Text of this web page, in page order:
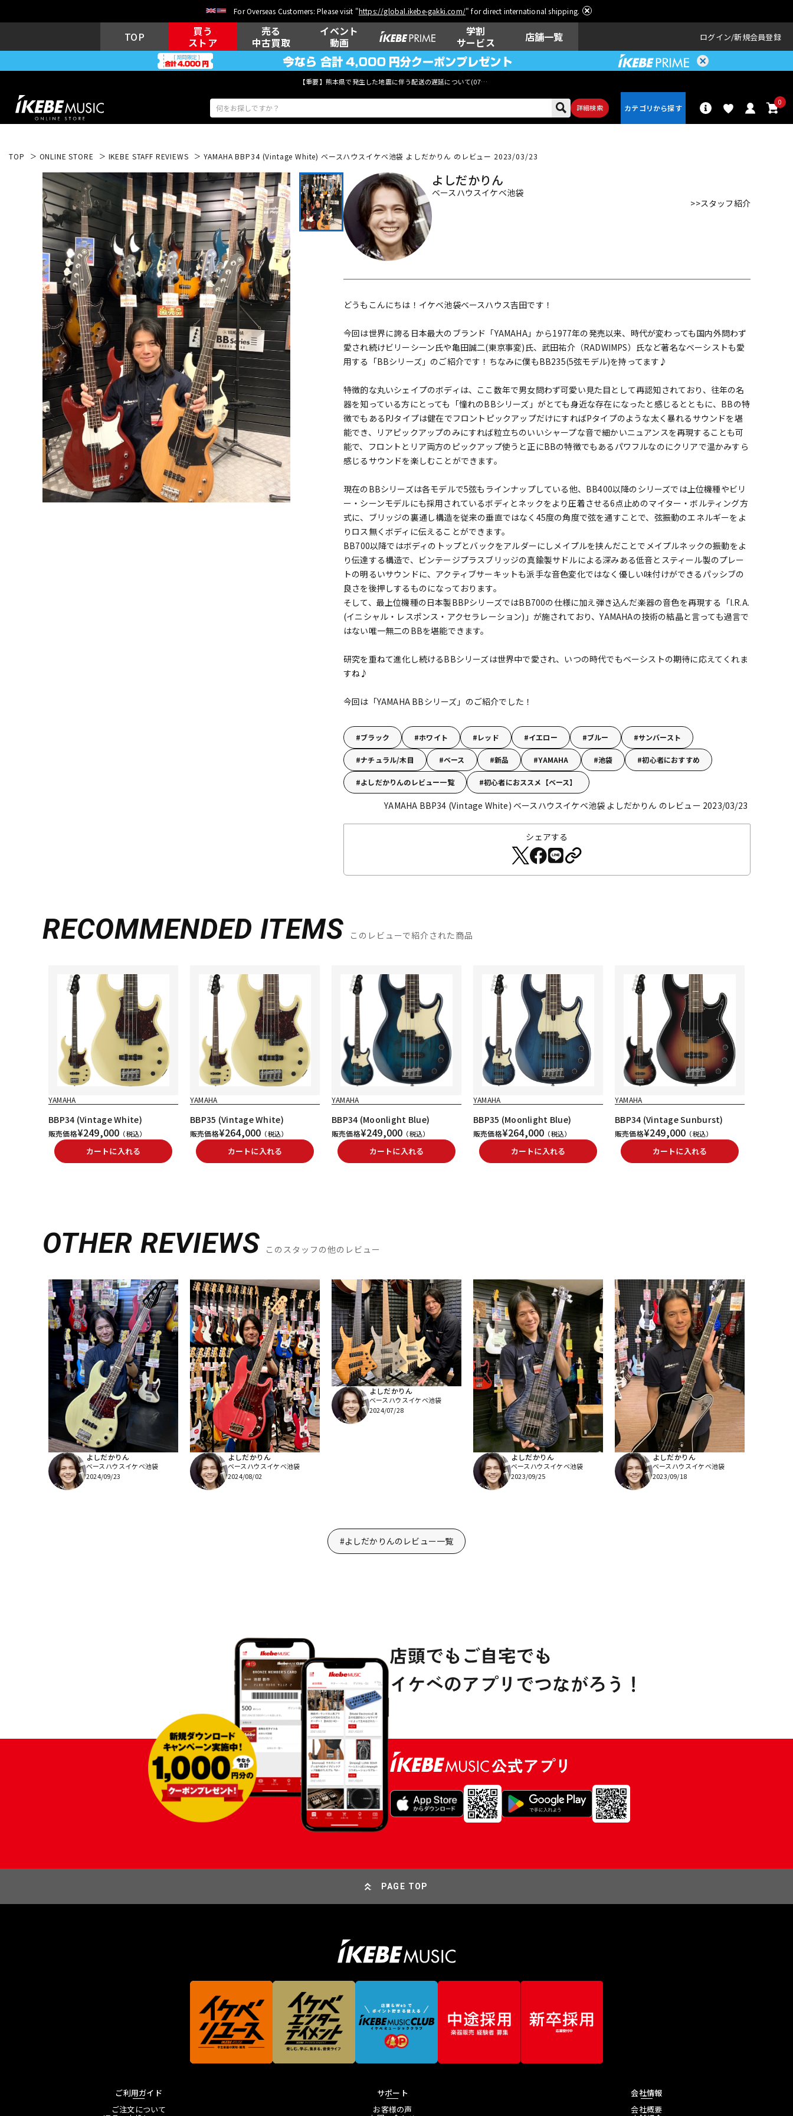
For Overseas Customers: Please visit "https://global.ikebe-gakki.com/" for direct international shipping.
TOP
買う
ストア
売る
中古買取
イベント
動画
学割
サービス
店舗一覧 ログイン 新規会員登録
【重要】熊本県で発生した地震に伴う配送の遅延について(07月29日
詳細検索
0
エレキギター アコギ/エレ
アコ ベース
キーボード 電子ピアノ 管楽器
DJ機器 DTM イン納品 グ機器 機器 リ
中古 ヴィンテージ
TOP ONLINE STORE IKEBE STAFF REVIEWS YAMAHA BBP34 (Vintage White) ベースハウスイケベ池袋 よしだかりん のレビュー 2023/03/23
よしだかりん
ベースハウスイケベ池袋
>>スタッフ紹介
どうもこんにちは！イケベ池袋ベースハウス吉田です！
今回は世界に誇る日本最大のブランド「YAMAHA」から1977年の発売以来、時代が変わっても国内外問わず
愛され続けビリーシーン氏や亀田誠二(東京事変)氏、武田祐介（RADWIMPS）氏など著名なベーシストも愛
用する「BBシリーズ」のご紹介です！ちなみに僕もBB235(5弦モデル)を持ってます♪
特徴的な丸いシェイプのボディは、ここ数年で男女問わず可愛い見た目として再認知されており、往年の名
器を知っている方にとっても「憧れのBBシリーズ」がとても身近な存在になったと感じるとともに、BBの特
徴でもあるPJタイプは健在でフロントピックアップだけにすればPタイプのような太く暴れるサウンドを堪
能でき、リアピックアップのみにすれば粒立ちのいいシャープな音で細かいニュアンスを再現することも可
能で、フロントとリア両方のピックアップ使うと正にBBの特徴でもあるパワフルなのにクリアで温かみすら
感じるサウンドを楽しむことができます。
現在のBBシリーズは各モデルで5弦もラインナップしている他、BB400以降のシリーズでは上位機種やビリ
ー・シーンモデルにも採用されているボディとネックをより圧着させる6点止めのマイター・ボルティング方
式に、ブリッジの裏通し構造を従来の垂直ではなく45度の角度で弦を通すことで、弦振動のエネルギーをよ
りロス無くボディに伝えることができます。
BB700以降ではボディのトップとバックをアルダーにしメイプルを挟んだことでメイプルネックの振動をよ
り伝達する構造で、ビンテージプラスブリッジの真鍮製サドルによる深みある低音とスティール製のプレー
トの明るいサウンドに、アクティブサーキットも派手な音色変化ではなく優しい味付けができるパッシブの
良さを後押しするものになっております。
そして、最上位機種の日本製BBPシリーズではBB700の仕様に加え弾き込んだ楽器の音色を再現する「I.R.A.
(イニシャル・レスポンス・アクセラレーション)」が施されており、YAMAHAの技術の結晶と言っても過言で
はない唯一無二のBBを堪能できます。
研究を重ねて進化し続けるBBシリーズは世界中で愛され、いつの時代でもベーシストの期待に応えてくれま
すね♪
今回は「YAMAHA BBシリーズ」のご紹介でした！
ブラック ホワイト レッド イエロー ブルー サンバースト
ナチュラル/木目 ベース 新品 YAMAHA 池袋 初心者におすすめ
よしだかりんのレビュー一覧 初心者におススメ【ベース】
YAMAHA BBP34 (Vintage White) ベースハウスイケベ池袋 よしだかりん のレビュー 2023/03/23
シェアする
RECOMMENDED ITEMS このレビューで紹介された商品
YAMAHA
BBP34 (Vintage White)
販売価格¥249,000 （税込）
カートに入れる
YAMAHA
BBP35 (Vintage White)
販売価格¥264,000 （税込）
カートに入れる
YAMAHA
BBP34 (Moonlight Blue)
販売価格¥249,000 （税込）
カートに入れる
YAMAHA
BBP35 (Moonlight Blue)
販売価格¥264,000 （税込）
カートに入れる
YAMAHA
BBP34 (Vintage Sunburst)
販売価格¥249,000 （税込）
カートに入れる
OTHER REVIEWS このスタッフの他のレビュー
よしだかりん
ベースハウスイケベ池袋
2024/09/23
よしだかりん
ベースハウスイケベ池袋
2024/08/02
よしだかりん
ベースハウスイケベ池袋
2024/07/28
よしだかりん
ベースハウスイケベ池袋
2023/09/25
よしだかりん
ベースハウスイケベ池袋
2023/09/18
#よしだかりんのレビュー一覧
PAGE TOP
ご利用ガイド
ご注文について
サポート
お客様の声
会社情報
会社概要